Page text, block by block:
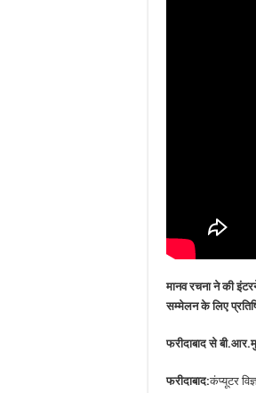
मानव रचना ने की
सम्मेलन के लिए
फरीदाबाद से
फरीदाबाद:कंप्यूटर